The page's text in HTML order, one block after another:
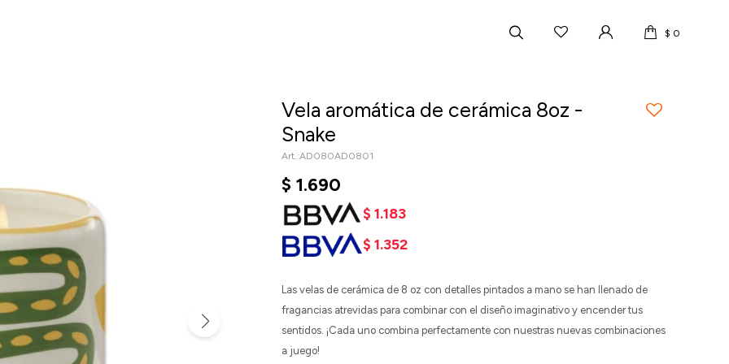
$ 0
Vela aromática de cerámica 8oz -
Snake
AD080AD0801
$ 1.690
$ 1.183
$ 1.352
Las velas de cerámica de 8 oz con detalles pintados a mano se han llenado de
fragancias atrevidas para combinar con el diseño imaginativo y encender tus
sentidos. ¡Cada uno combina perfectamente con nuestras nuevas combinaciones
a juego!